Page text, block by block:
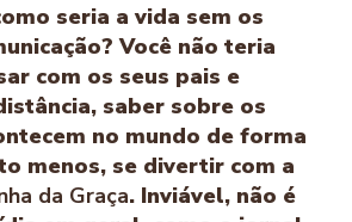
seria a vida sem os
Você não teria
com os seus pais e
saber sobre os
no mundo de forma
menos, se divertir com a
da Graça. Inviável, não é